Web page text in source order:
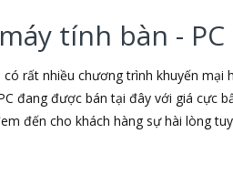
tính bàn -
rất nhiều chương trình khuyến
đang được bán tại đây với giá cực
đến cho khách hàng sự hài lòng